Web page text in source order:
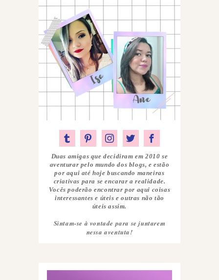
Duas amigas que decidiram em 2010 se
aventurar pelo mundo dos blogs, e estão
por aqui até hoje buscando maneiras
criativas para se encarar a realidade.
Vocês poderão encontrar por aqui coisas
interessantes e úteis e outras não tão
úteis assim.
Sintam-se à vontade para se juntarem
nessa aventuta!